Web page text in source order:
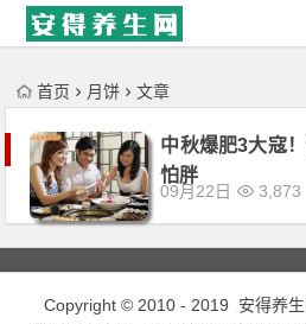
'); })();
首页 月饼 文章
中秋爆肥3大寇
怕胖
09月22日 3,873
Copyright © 2010 - 2019 安得养